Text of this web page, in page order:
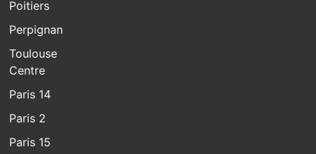
Poitiers
Perpignan
Toulouse
Centre
Paris 14
Paris 2
Paris 15